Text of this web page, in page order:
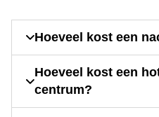
Hoeveel kost een
Hoeveel kost een
centrum?